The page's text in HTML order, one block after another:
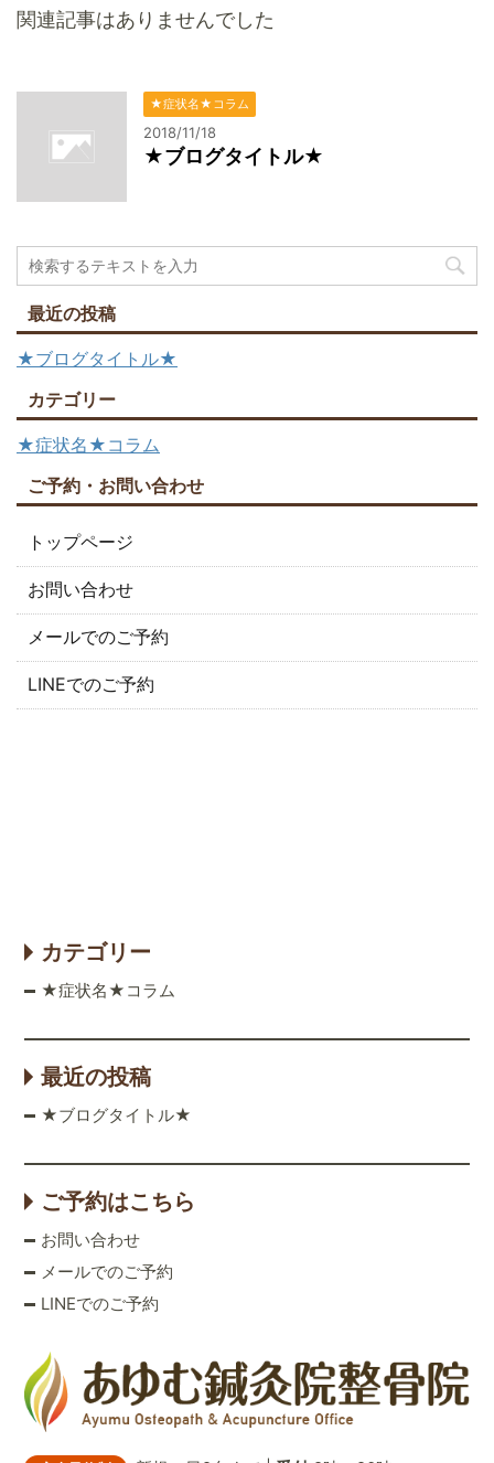
関連記事はありませんでした
★症状名★コラム
2018/11/18
★ブログタイトル★
最近の投稿
★ブログタイトル★
カテゴリー
★症状名★コラム
ご予約・お問い合わせ
トップページ
お問い合わせ
メールでのご予約
LINEでのご予約
カテゴリー
★症状名★コラム
最近の投稿
★ブログタイトル★
ご予約はこちら
お問い合わせ
メールでのご予約
LINEでのご予約